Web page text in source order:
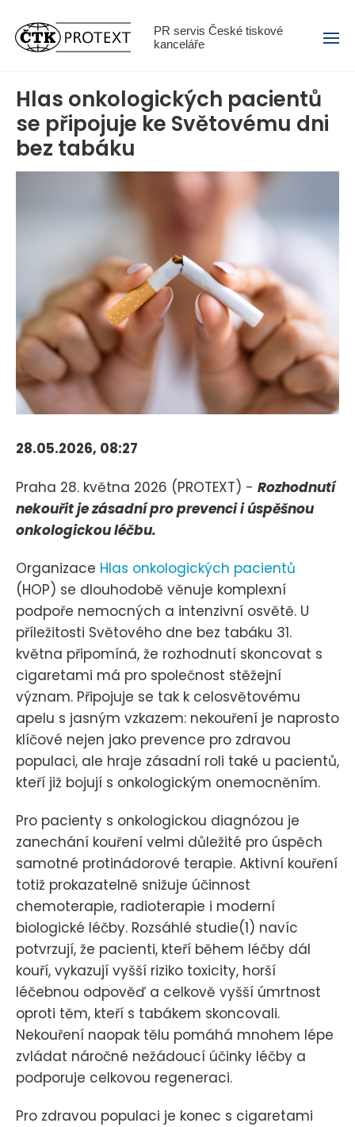
PR servis České tiskové
kanceláře
Menu
Hlas onkologických pacientů
se připojuje ke Světovému dni
bez tabáku
28.05.2026, 08:27
Praha 28. května 2026 (PROTEXT) - Rozhodnutí
nekouřit je zásadní pro prevenci i úspěšnou
onkologickou léčbu.
Organizace Hlas onkologických pacientů
(HOP) se dlouhodobě věnuje komplexní
podpoře nemocných a intenzivní osvětě. U
příležitosti Světového dne bez tabáku 31.
května připomíná, že rozhodnutí skoncovat s
cigaretami má pro společnost stěžejní
význam. Připojuje se tak k celosvětovému
apelu s jasným vzkazem: nekouření je naprosto
klíčové nejen jako prevence pro zdravou
populaci, ale hraje zásadní roli také u pacientů,
kteří již bojují s onkologickým onemocněním.
Pro pacienty s onkologickou diagnózou je
zanechání kouření velmi důležité pro úspěch
samotné protinádorové terapie. Aktivní kouření
totiž prokazatelně snižuje účinnost
chemoterapie, radioterapie i moderní
biologické léčby. Rozsáhlé studie(1) navíc
potvrzují, že pacienti, kteří během léčby dál
kouří, vykazují vyšší riziko toxicity, horší
léčebnou odpověď a celkově vyšší úmrtnost
oproti těm, kteří s tabákem skoncovali.
Nekouření naopak tělu pomáhá mnohem lépe
zvládat náročné nežádoucí účinky léčby a
podporuje celkovou regeneraci.
Pro zdravou populaci je konec s cigaretami